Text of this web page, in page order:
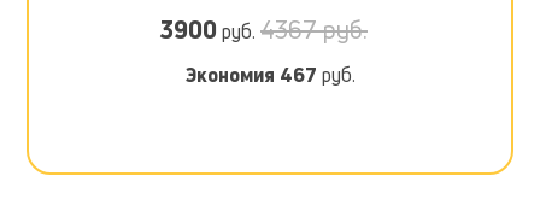
3900 руб. 4367 руб.
Экономия 467 руб.